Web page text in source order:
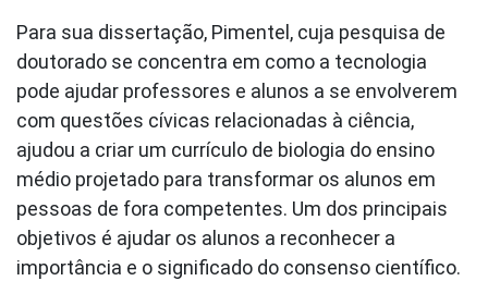
Para sua dissertação, Pimentel, cuja pesquisa de
doutorado se concentra em como a tecnologia
pode ajudar professores e alunos a se envolverem
com questões cívicas relacionadas à ciência,
ajudou a criar um currículo de biologia do ensino
médio projetado para transformar os alunos em
pessoas de fora competentes. Um dos principais
objetivos é ajudar os alunos a reconhecer a
importância e o significado do consenso científico.